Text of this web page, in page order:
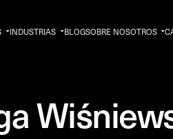
INDUSTRIAS BLOGSOBRE NOSOTROS